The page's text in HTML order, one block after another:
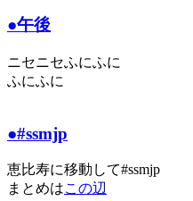
●午後
ニセニセふにふに
ふにふに
●#ssmjp
恵比寿に移動して#ssmjp
まとめはこの辺